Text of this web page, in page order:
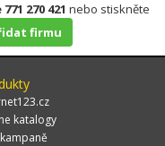
270 421 nebo stiskněte
firmu
katalogy
kampaně